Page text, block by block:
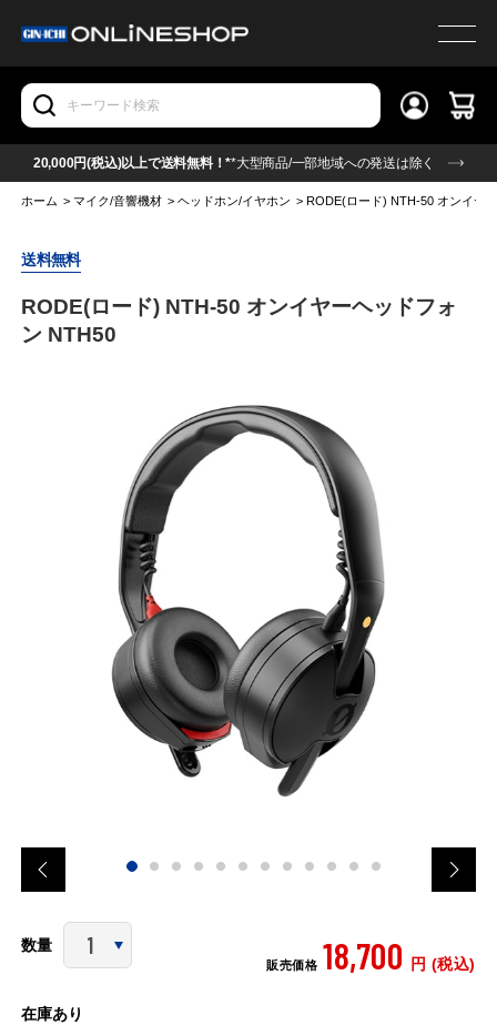
20,000円(税込)以上で送料無料！**大型商品/一部地域への発送は除く
ホーム >マイク/音響機材 >ヘッドホン/イヤホン >RODE(ロード) NTH-50 オンイヤ
送料無料
RODE(ロード) NTH-50 オンイヤーヘッドフォ
ン NTH50
数量
販売価格 18,700 円 (税込)
在庫あり